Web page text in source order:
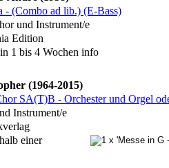
- (Combo ad lib.) (E-Bass)
und Instrument/e
Edition
in 1 bis 4 Wochen info
(1964-2015)
SA(T)B - Orchester und Orgel
Instrument/e
einer